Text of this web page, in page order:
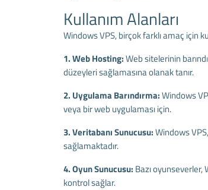
Kullanım Alanları
Windows VPS, birçok farklı amaç için
1. Web Hosting:Web sitelerinin
düzeyleri sağlamasına olanak tanır.
2. Uygulama Barındırma:Windows
veya bir web uygulaması için.
3. Veritabanı Sunucusu:Windows
sağlamaktadır.
4. Oyun Sunucusu: Bazı
kontrol sağlar.